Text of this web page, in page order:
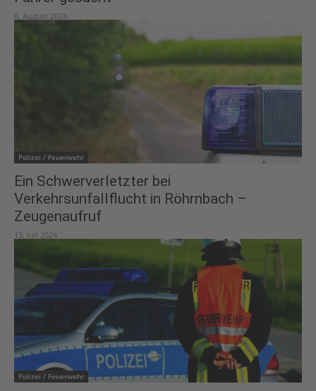
6. August 2024
Polizei / Feuerwehr
Ein Schwerverletzter bei
Verkehrsunfallflucht in Röhrnbach –
Zeugenaufruf
13. Juli 2024
Polizei / Feuerwehr